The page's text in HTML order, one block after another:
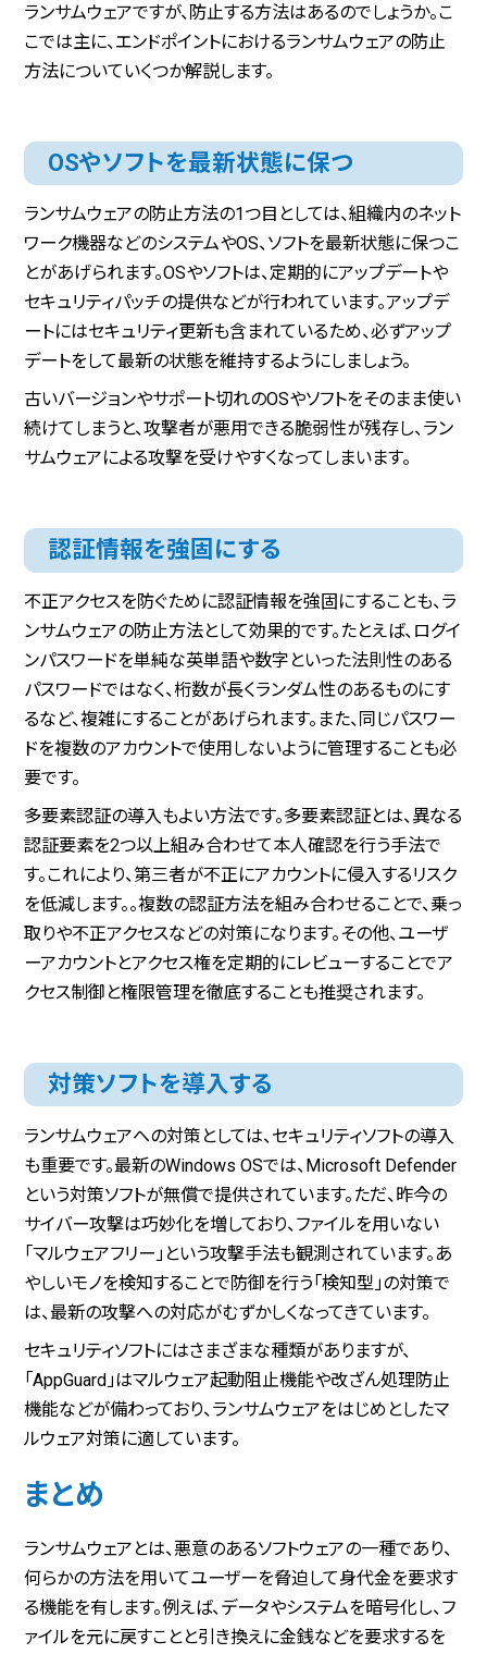
ランサムウェアですが、防止する方法はあるのでしょうか。こ
こでは主に、エンドポイントにおけるランサムウェアの防止
方法についていくつか解説します。
OSやソフトを最新状態に保つ
ランサムウェアの防止方法の1つ目としては、組織内のネット
ワーク機器などのシステムやOS、ソフトを最新状態に保つこ
とがあげられます。OSやソフトは、定期的にアップデートや
セキュリティパッチの提供などが行われています。アップデ
ートにはセキュリティ更新も含まれているため、必ずアップ
デートをして最新の状態を維持するようにしましょう。
古いバージョンやサポート切れのOSやソフトをそのまま使い
続けてしまうと、攻撃者が悪用できる脆弱性が残存し、ラン
サムウェアによる攻撃を受けやすくなってしまいます。
認証情報を強固にする
不正アクセスを防ぐために認証情報を強固にすることも、ラ
ンサムウェアの防止方法として効果的です。たとえば、ログイ
ンパスワードを単純な英単語や数字といった法則性のある
パスワードではなく、桁数が長くランダム性のあるものにす
るなど、複雑にすることがあげられます。また、同じパスワー
ドを複数のアカウントで使用しないように管理することも必
要です。
多要素認証の導入もよい方法です。多要素認証とは、異なる
認証要素を2つ以上組み合わせて本人確認を行う手法で
す。これにより、第三者が不正にアカウントに侵入するリスク
を低減します。。複数の認証方法を組み合わせることで、乗っ
取りや不正アクセスなどの対策になります。その他、ユーザ
ーアカウントとアクセス権を定期的にレビューすることでア
クセス制御と権限管理を徹底することも推奨されます。
対策ソフトを導入する
ランサムウェアへの対策としては、セキュリティソフトの導入
も重要です。最新のWindows OSでは、Microsoft Defender
という対策ソフトが無償で提供されています。ただ、昨今の
サイバー攻撃は巧妙化を増しており、ファイルを用いない
「マルウェアフリー」という攻撃手法も観測されています。あ
やしいモノを検知することで防御を行う「検知型」の対策で
は、最新の攻撃への対応がむずかしくなってきています。
セキュリティソフトにはさまざまな種類がありますが、
「AppGuard」はマルウェア起動阻止機能や改ざん処理防止
機能などが備わっており、ランサムウェアをはじめとしたマ
ルウェア対策に適しています。
まとめ
ランサムウェアとは、悪意のあるソフトウェアの一種であり、
何らかの方法を用いてユーザーを脅迫して身代金を要求す
る機能を有します。例えば、データやシステムを暗号化し、フ
ァイルを元に戻すことと引き換えに金銭などを要求するを